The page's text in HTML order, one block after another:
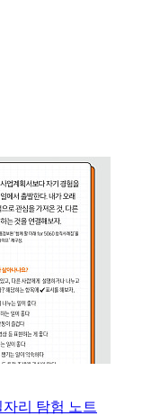
자리 탐험 노트